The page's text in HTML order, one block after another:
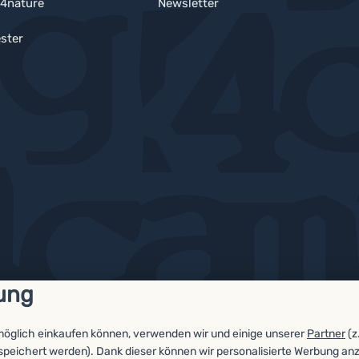
einkaufen können, verwenden wir und einige unsererPartner
werden). Dank dieser können wir personalisierte Werbung
Newsletter